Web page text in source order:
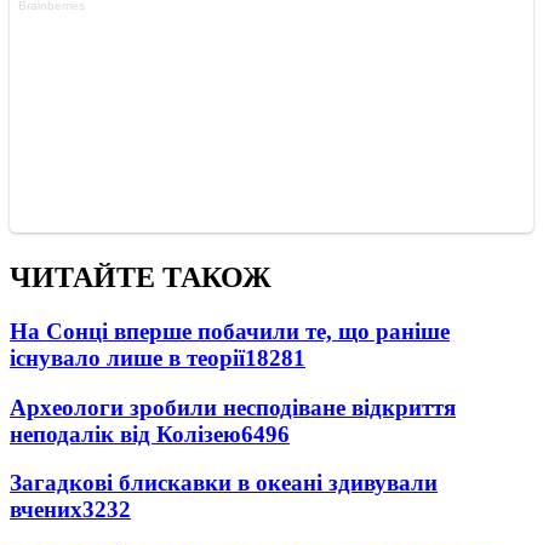
ЧИТАЙТЕ ТАКОЖ
На Сонці вперше побачили те, що раніше
існувало лише в теорії18281
Археологи зробили несподіване відкриття
неподалік від Колізею6496
Загадкові блискавки в океані здивували
вчених3232